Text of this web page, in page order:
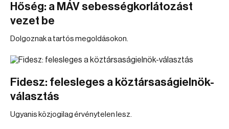
Hőség: a MÁV sebességkorlátozást
vezet be
Dolgoznak a tartós megoldásokon.
Fidesz: felesleges a köztársaságielnök-
választás
Ugyanis közjogilag érvénytelen lesz.